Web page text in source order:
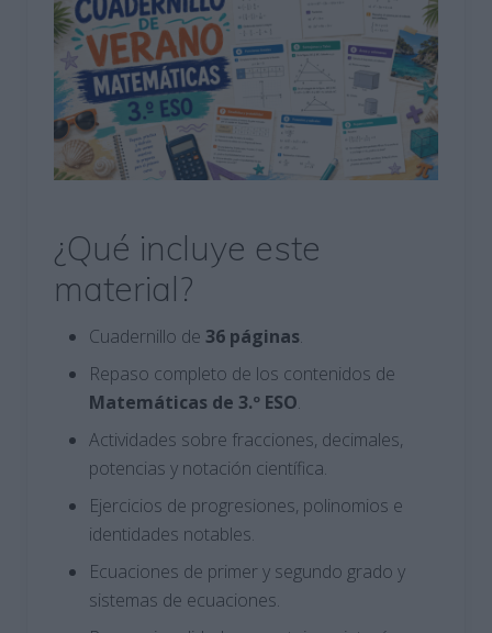
¿Qué incluye este
material?
Cuadernillo de 36 páginas.
Repaso completo de los contenidos de
Matemáticas de 3.º ESO.
Actividades sobre fracciones, decimales,
potencias y notación científica.
Ejercicios de progresiones, polinomios e
identidades notables.
Ecuaciones de primer y segundo grado y
sistemas de ecuaciones.